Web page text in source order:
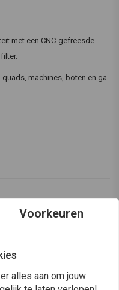
met een CNC-gefreesde
machines, boten en ga
met E-markering
Voorkeuren
alles aan om jouw